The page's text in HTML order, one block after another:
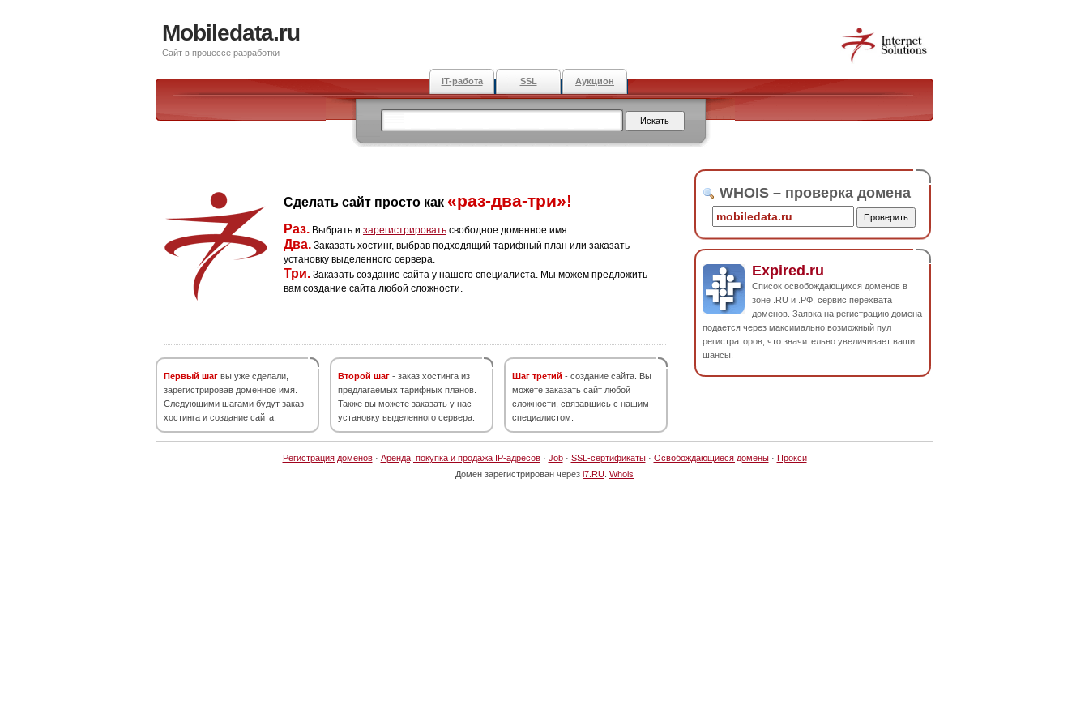
Mobiledata.ru
Сайт в процессе разработки
IT-работа SSL Аукцион
Сделать сайт просто как «раз-два-три»!
Раз. Выбрать и зарегистрировать свободное доменное имя.
Два. Заказать хостинг, выбрав подходящий тарифный план или заказать
установку выделенного сервера.
Три. Заказать создание сайта у нашего специалиста. Мы можем предложить
вам создание сайта любой сложности.
Первый шаг вы уже сделали,
зарегистрировав доменное имя.
Следующими шагами будут заказ
хостинга и создание сайта.
Второй шаг - заказ хостинга из
предлагаемых тарифных планов.
Также вы можете заказать у нас
установку выделенного сервера.
Шаг третий - создание сайта. Вы
можете заказать сайт любой
сложности, связавшись с нашим
специалистом.
WHOIS – проверка домена
Expired.ru
Список освобождающихся доменов в
зоне .RU и .РФ, сервис перехвата
доменов. Заявка на регистрацию домена
подается через максимально возможный пул
регистраторов, что значительно увеличивает ваши
шансы.
Регистрация доменов· Аренда, покупка и продажа IP-адресов· Job· SSL-сертификаты· Освобождающиеся домены· Прокси
Домен зарегистрирован через i7.RU Whois